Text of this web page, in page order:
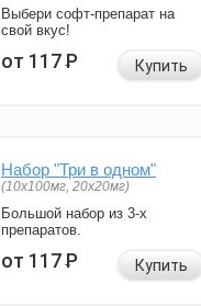
Выбери софт-препарат на
свой вкус!
от 117Р Купить
Набор "Три в одном"
(10x100мг, 20x20мг)
Большой набор из 3-х
препаратов.
от 117Р Купить